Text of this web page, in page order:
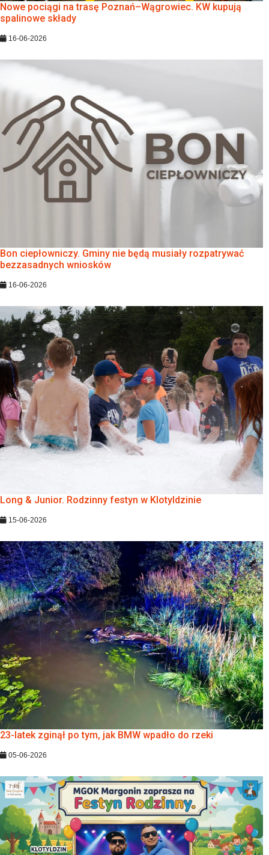
Nowe pociągi na trasę Poznań–Wągrowiec. KW kupują
spalinowe składy
16-06-2026
Bon ciepłowniczy. Gminy nie będą musiały rozpatrywać
bezzasadnych wniosków
16-06-2026
Long & Junior. Rodzinny festyn w Klotyldzinie
15-06-2026
23-latek zginął po tym, jak BMW wpadło do rzeki
05-06-2026